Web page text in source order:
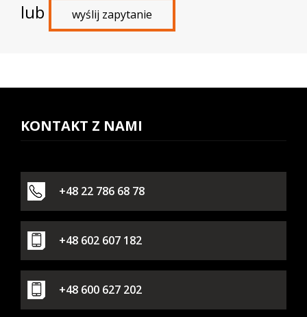
lub wyślij zapytanie
KONTAKT Z NAMI
+48 22 786 68 78
+48 602 607 182
+48 600 627 202